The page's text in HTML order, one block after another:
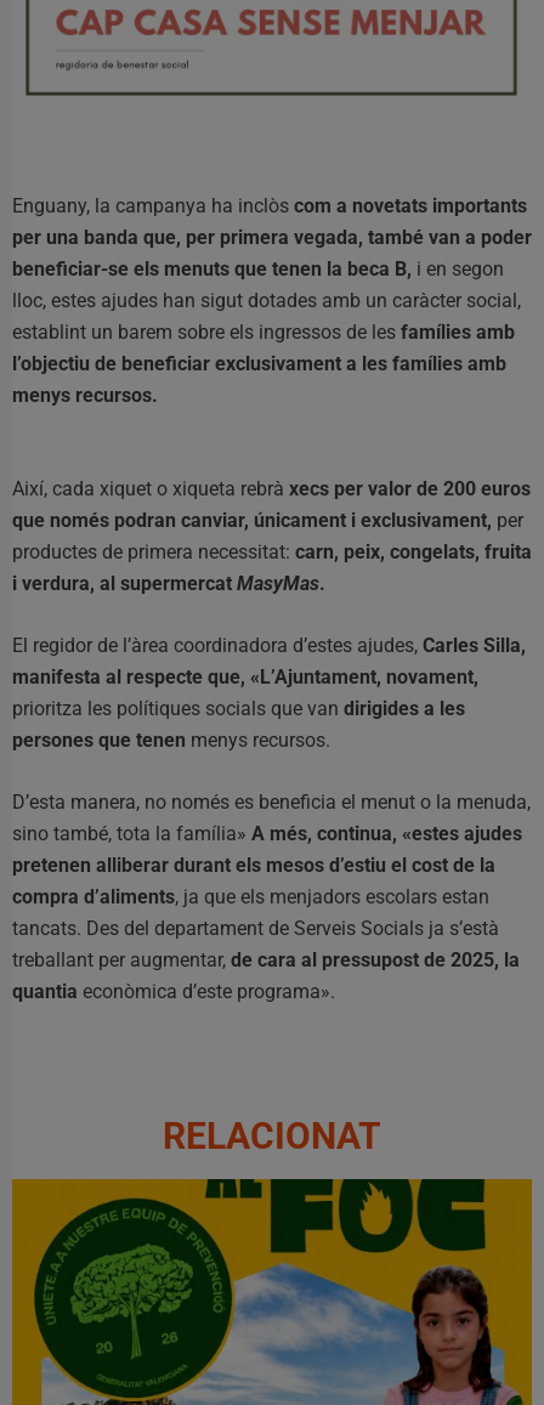
Enguany, la campanya ha inclòs com a novetats importants
per una banda que, per primera vegada, també van a poder
beneficiar-se els menuts que tenen la beca B, i en segon
lloc, estes ajudes han sigut dotades amb un caràcter social,
establint un barem sobre els ingressos de les famílies amb
l’objectiu de beneficiar exclusivament a les famílies amb
menys recursos.
Així, cada xiquet o xiqueta rebrà xecs per valor de 200 euros
que només podran canviar, únicament i exclusivament, per
productes de primera necessitat: carn, peix, congelats, fruita
i verdura, al supermercat MasyMas.
El regidor de l’àrea coordinadora d’estes ajudes, Carles Silla,
manifesta al respecte que, «L’Ajuntament, novament,
prioritza les polítiques socials que van dirigides a les
persones que tenen menys recursos.
D’esta manera, no només es beneficia el menut o la menuda,
sino també, tota la família» A més, continua, «estes ajudes
pretenen alliberar durant els mesos d’estiu el cost de la
compra d’aliments, ja que els menjadors escolars estan
tancats. Des del departament de Serveis Socials ja s’està
treballant per augmentar, de cara al pressupost de 2025, la
quantia econòmica d’este programa».
RELACIONAT